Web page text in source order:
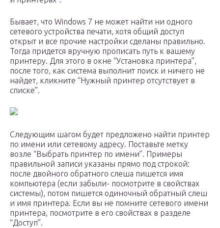
Бывает, что Windows 7 не может найти ни одного
сетевого устройства печати, хотя общий доступ
открыт и все прочие настройки сделаны правильно.
Тогда придется вручную прописать путь к вашему
принтеру. Для этого в окне “Установка принтера”,
после того, как система выполнит поиск и ничего не
найдет, кликните “Нужный принтер отсутствует в
списке”.
Следующим шагом будет предложено найти принтер
по имени или сетевому адресу. Поставьте метку
возле “Выбрать принтер по имени”. Примеры
правильной записи указаны прямо под строкой:
после двойного обратного слеша пишется имя
компьютера (если забыли- посмотрите в свойствах
системы), потом пишется одиночный обратный слеш
и имя принтера. Если вы не помните сетевого имени
принтера, посмотрите в его свойствах в разделе
“Доступ”.